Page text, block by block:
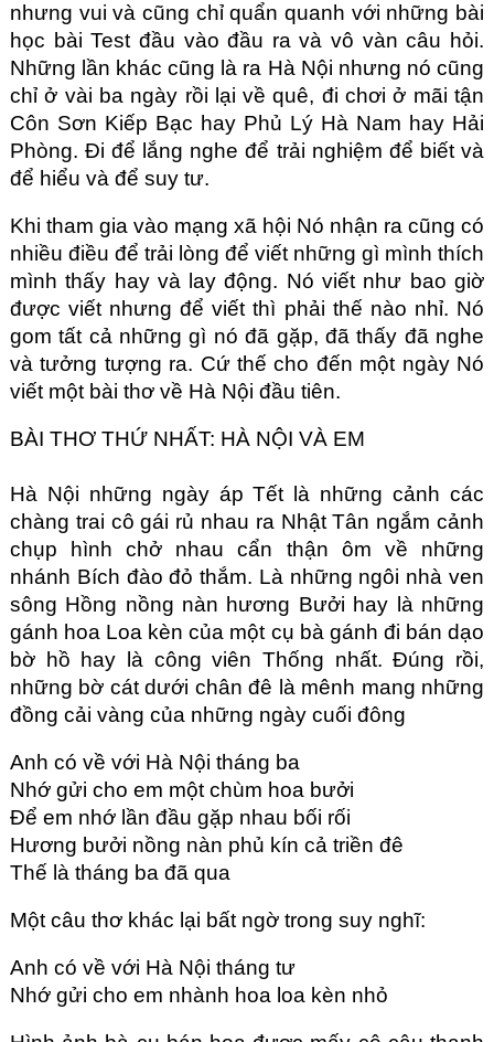
nhưng vui và cũng chỉ quẩn quanh với những bài
học bài Test đầu vào đầu ra và vô vàn câu hỏi.
Những lần khác cũng là ra Hà Nội nhưng nó cũng
chỉ ở vài ba ngày rồi lại về quê, đi chơi ở mãi tận
Côn Sơn Kiếp Bạc hay Phủ Lý Hà Nam hay Hải
Phòng. Đi để lắng nghe để trải nghiệm để biết và
để hiểu và để suy tư.
Khi tham gia vào mạng xã hội Nó nhận ra cũng có
nhiều điều để trải lòng để viết những gì mình thích
mình thấy hay và lay động. Nó viết như bao giờ
được viết nhưng để viết thì phải thế nào nhỉ. Nó
gom tất cả những gì nó đã gặp, đã thấy đã nghe
và tưởng tượng ra. Cứ thế cho đến một ngày Nó
viết một bài thơ về Hà Nội đầu tiên.
BÀI THƠ THỨ NHẤT: HÀ NỘI VÀ EM
Hà Nội những ngày áp Tết là những cảnh các
chàng trai cô gái rủ nhau ra Nhật Tân ngắm cảnh
chụp hình chở nhau cẩn thận ôm về những
nhánh Bích đào đỏ thắm. Là những ngôi nhà ven
sông Hồng nồng nàn hương Bưởi hay là những
gánh hoa Loa kèn của một cụ bà gánh đi bán dạo
bờ hồ hay là công viên Thống nhất. Đúng rồi,
những bờ cát dưới chân đê là mênh mang những
đồng cải vàng của những ngày cuối đông
Anh có về với Hà Nội tháng ba
Nhớ gửi cho em một chùm hoa bưởi
Để em nhớ lần đầu gặp nhau bối rối
Hương bưởi nồng nàn phủ kín cả triền đê
Thế là tháng ba đã qua
Một câu thơ khác lại bất ngờ trong suy nghĩ:
Anh có về với Hà Nội tháng tư
Nhớ gửi cho em nhành hoa loa kèn nhỏ